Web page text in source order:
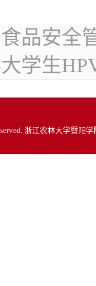
品安全
学生
浙江农林大学暨